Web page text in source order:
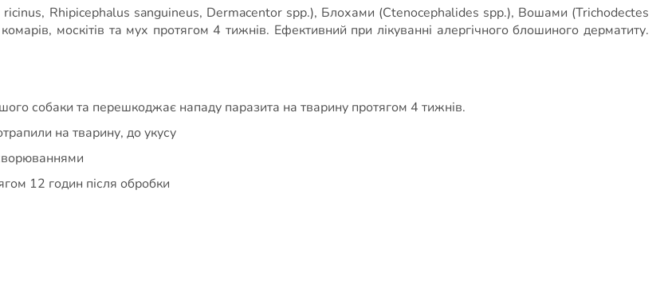
Rhipicephalus sanguineus, Dermacentor spp.), Блохами (Ctenocephalides spp.), Вошами (Trichodectes
москітів та мух протягом 4 тижнів. Ефективний при лікуванні алергічного блошиного дерматиту.
собаки та перешкоджає нападу паразита на тварину протягом 4 тижнів.
на тварину, до укусу
12 годин після обробки